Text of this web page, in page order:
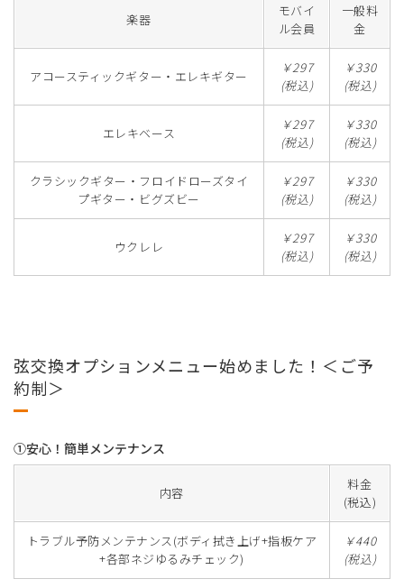
楽器
モバイ
ル会員
一般料
金
アコースティックギター・エレキギター
￥297
(税込)
￥330
(税込)
エレキベース
￥297
(税込)
￥330
(税込)
クラシックギター・フロイドローズタイ
プギター・ビグズビー
￥297
(税込)
￥330
(税込)
ウクレレ
￥297
(税込)
￥330
(税込)
弦交換オプションメニュー始めました！＜ご予
約制＞
①安心！簡単メンテナンス
内容
料金
(税込)
トラブル予防メンテナンス(ボディ拭き上げ+指板ケア
+各部ネジゆるみチェック)
￥440
(税込)